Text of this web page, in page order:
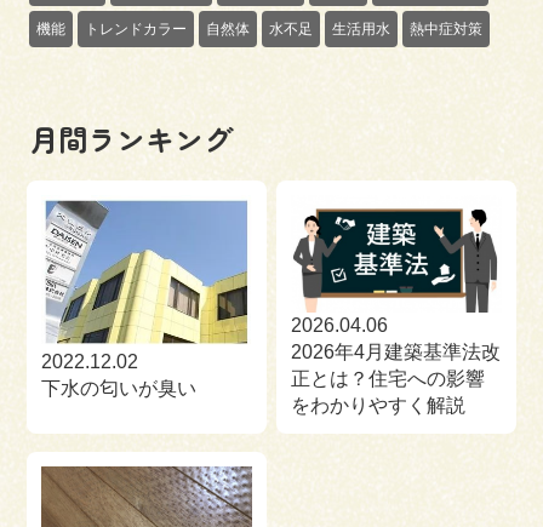
機能 トレンドカラー 自然体 水不足 生活用水 熱中症対策
月間ランキング
2022.12.02
下水の匂いが臭い
2026.04.06
2026年4月建築基準法改
正とは？住宅への影響
をわかりやすく解説